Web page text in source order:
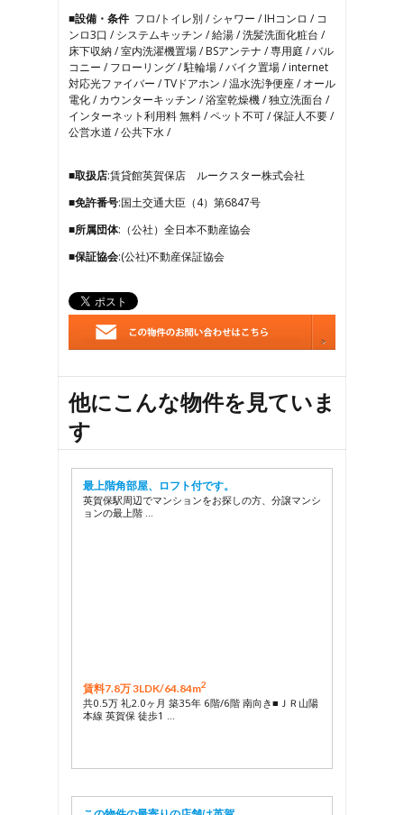
12
13
14
15
16
17
■設備・条件 フロ/トイレ別 / シャワー / IHコンロ / コ
ンロ3口 / システムキッチン / 給湯 / 洗髪洗面化粧台 /
床下収納 / 室内洗濯機置場 / BSアンテナ / 専用庭 / バル
コニー / フローリング / 駐輪場 / バイク置場 / internet
対応光ファイバー / TVドアホン / 温水洗浄便座 / オール
電化 / カウンターキッチン / 浴室乾燥機 / 独立洗面台 /
インターネット利用料 無料 / ペット不可 / 保証人不要 /
公営水道 / 公共下水 /
■取扱店:賃貸館英賀保店 ルークスター株式会社
■免許番号:国土交通大臣（4）第6847号
■所属団体:（公社）全日本不動産協会
■保証協会:(公社)不動産保証協会
他にこんな物件を見ていま
す
最上階角部屋、ロフト付です。
英賀保駅周辺でマンションをお探しの方、分譲マンシ
ョンの最上階 …
賃料7.8万 3LDK/64.84m2
共0.5万 礼2.0ヶ月 築35年 6階/6階 南向き■ＪＲ山陽
本線 英賀保 徒歩1 …